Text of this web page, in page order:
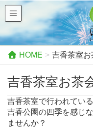
HOME 吉香茶室お
吉香茶室お茶
吉香茶室で行われてい
吉香公園の四季を感じ
ませんか？